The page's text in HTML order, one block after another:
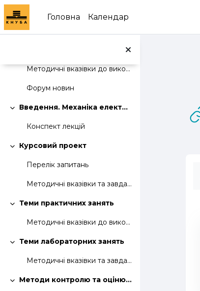
Перейти до головного вмісту
Головна
Календар
Методичні вказівки до виконання розрахунково-графічної роботи
Методичні вказівки до виконання практичних занять
Форум новин
Згорнути
Введення. Механіка електроприводу
Конспект лекцій
Згорнути
Курсовий проект
Перелік запитань
Методичні вказівки та завдання до виконання розрахунково-графічної роботи
Згорнути
Теми практичних занять
Методичні вказівки до виконання практичних занять
Згорнути
Теми лабораторних занять
Методичні вказівки та завдання до виконання лаброторних робіт
Згорнути
Методи контролю та оцінювання знань студентів